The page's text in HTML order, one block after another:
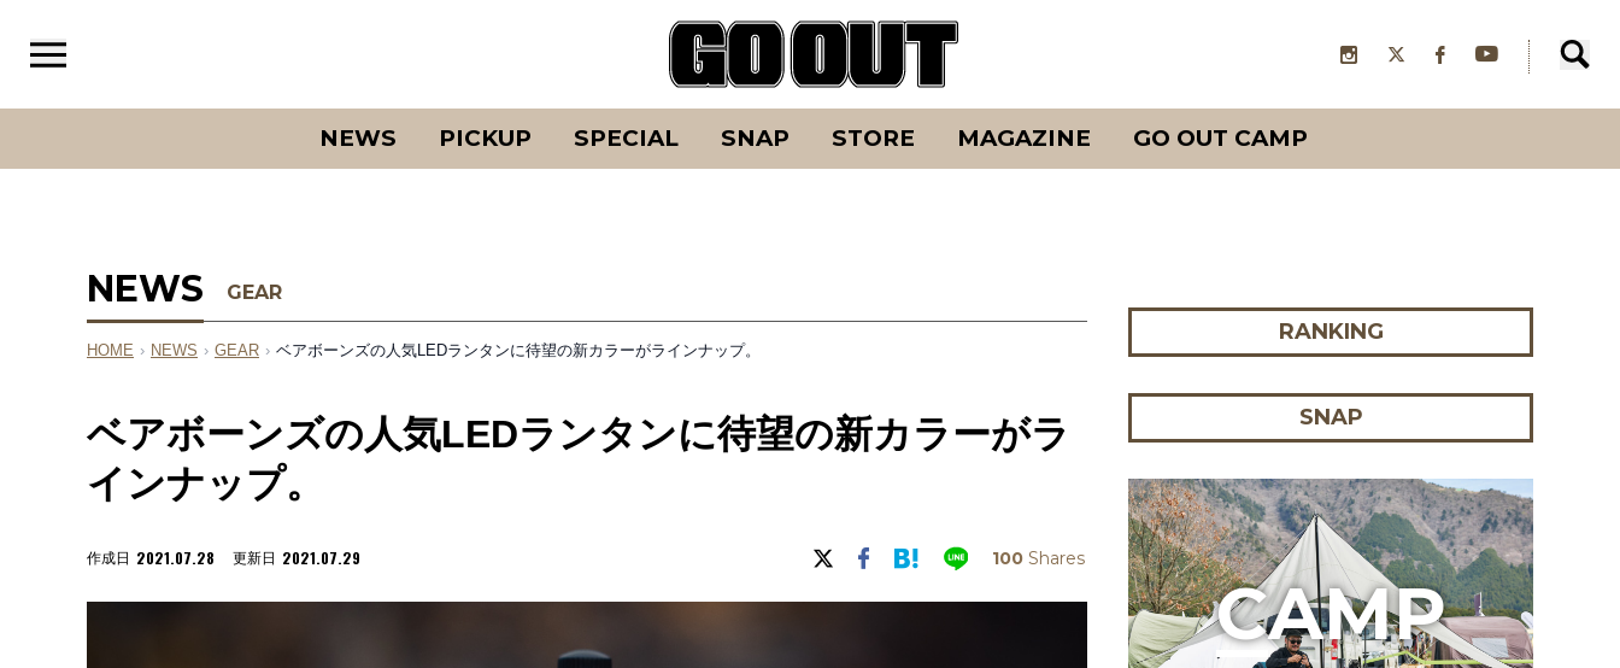
NEWS PICKUP SPECIAL SNAP STORE MAGAZINE GO OUT CAMP
NEWS GEAR
HOME › NEWS › GEAR › ベアボーンズの人気LEDランタンに待望の新カラーがラインナップ。
ベアボーンズの人気LEDランタンに待望の新カラーがラ
インナップ。
作成日 2021.07.28 更新日 2021.07.29 100 Shares
RANKING
SNAP
CAMP